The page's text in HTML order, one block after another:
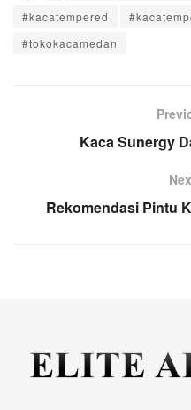
#kacatempered
#tokokacamedan
Kaca Sunergy
Rekomendasi Pintu